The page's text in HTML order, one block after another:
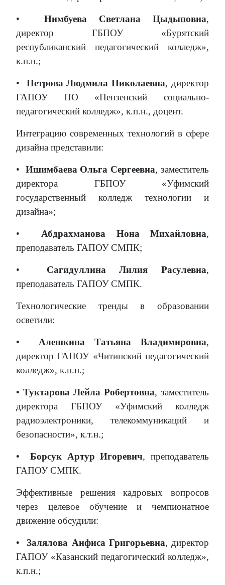
• Нимбуева Светлана Цыдыповна,
директор ГБПОУ «Бурятский
республиканский педагогический колледж»,
к.п.н.;
• Петрова Людмила Николаевна, директор
ГАПОУ ПО «Пензенский социально-
педагогический колледж», к.п.н., доцент.
Интеграцию современных технологий в сфере
дизайна представили:
• Ишимбаева Ольга Сергеевна, заместитель
директора ГБПОУ «Уфимский
государственный колледж технологии и
дизайна»;
• Абдрахманова Нона Михайловна,
преподаватель ГАПОУ СМПК;
• Сагидуллина Лилия Расулевна,
преподаватель ГАПОУ СМПК.
Технологические тренды в образовании
осветили:
• Алешкина Татьяна Владимировна,
директор ГАПОУ «Читинский педагогический
колледж», к.п.н.;
• Туктарова Лейла Робертовна, заместитель
директора ГБПОУ «Уфимский колледж
радиоэлектроники, телекоммуникаций и
безопасности», к.т.н.;
• Борсук Артур Игоревич, преподаватель
ГАПОУ СМПК.
Эффективные решения кадровых вопросов
через целевое обучение и чемпионатное
движение обсудили:
• Залялова Анфиса Григорьевна, директор
ГАПОУ «Казанский педагогический колледж»,
к.п.н.;